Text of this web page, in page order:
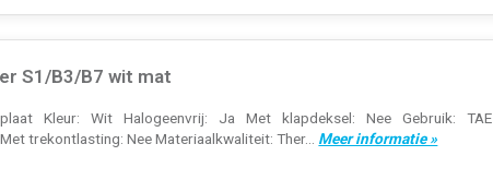
S1/B3/B7 wit mat
Kleur: Wit Halogeenvrij: Ja Met klapdeksel: Nee Gebruik: TAE
trekontlasting: Nee Materiaalkwaliteit: Ther... Meer informatie »